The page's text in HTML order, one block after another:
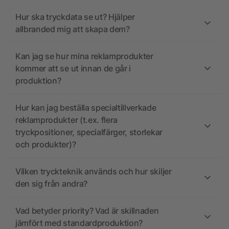
Hur ska tryckdata se ut? Hjälper
allbranded mig att skapa dem?
Kan jag se hur mina reklamprodukter
kommer att se ut innan de går i
produktion?
Hur kan jag beställa specialtillverkade
reklamprodukter (t.ex. flera
tryckpositioner, specialfärger, storlekar
och produkter)?
Vilken tryckteknik används och hur skiljer
den sig från andra?
Vad betyder priority? Vad är skillnaden
jämfört med standardproduktion?